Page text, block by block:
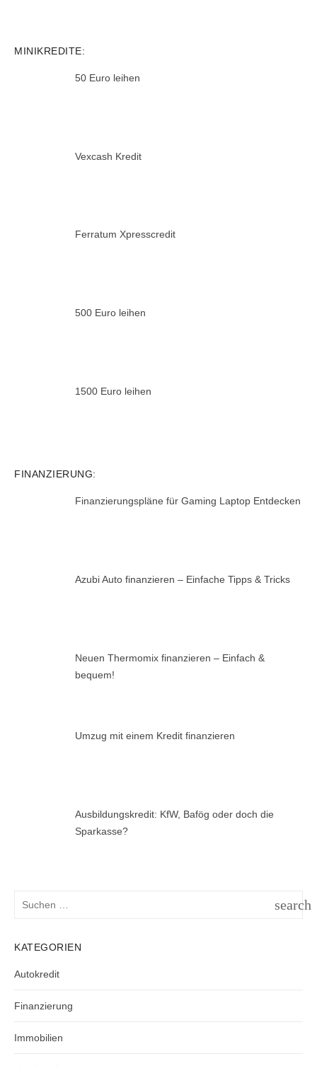
MINIKREDITE:
50 Euro leihen
Vexcash Kredit
Ferratum Xpresscredit
500 Euro leihen
1500 Euro leihen
FINANZIERUNG:
Finanzierungspläne für Gaming Laptop Entdecken
Azubi Auto finanzieren – Einfache Tipps & Tricks
Neuen Thermomix finanzieren – Einfach &
bequem!
Umzug mit einem Kredit finanzieren
Ausbildungskredit: KfW, Bafög oder doch die
Sparkasse?
search
KATEGORIEN
Autokredit
Finanzierung
Immobilien